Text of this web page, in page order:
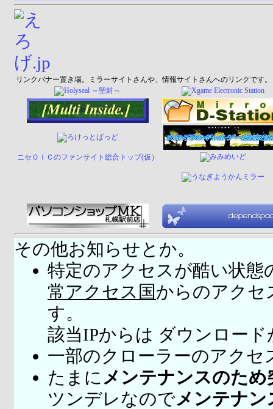
リンクバナー置き場。ミラーサイトさんや、情報サイトさんへのリンクです。
ニセＯＩＣのファンサイト総合トップ(仮）
その他お知らせとか。
特定のアクセスが酷い状態
常アクセス国からのアクセ
す。
該当IPからは ダウンロー
一部のクローラーのアクセ
たまに メンテナンスのため
ツンデレなのでメンテナ